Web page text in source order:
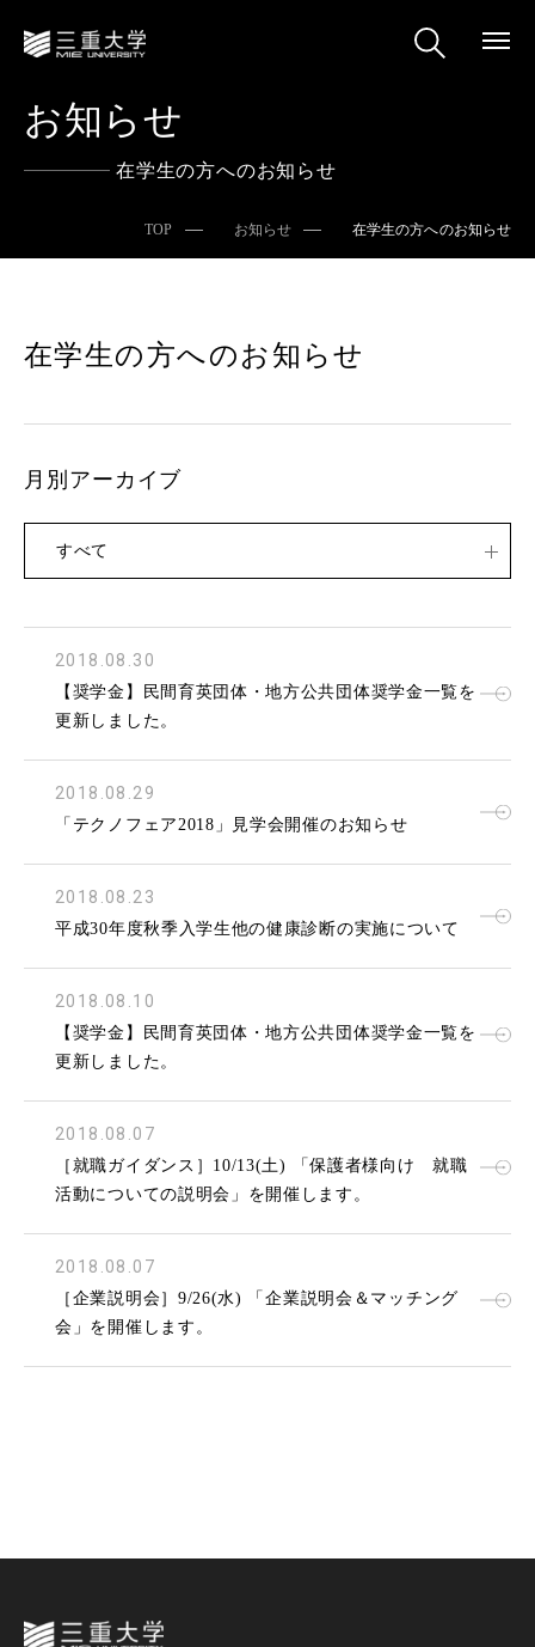
お知らせ
在学生の方へのお知らせ
TOP お知らせ 在学生の方へのお知らせ
2018.08.30
【奨学金】民間育英団体・地方公共団体奨学金一覧を
更新しました。
2018.08.29
「テクノフェア2018」見学会開催のお知らせ
2018.08.23
平成30年度秋季入学生他の健康診断の実施について
2018.08.10
【奨学金】民間育英団体・地方公共団体奨学金一覧を
更新しました。
2018.08.07
［就職ガイダンス］10/13(土) 「保護者様向け 就職
活動についての説明会」を開催します。
2018.08.07
［企業説明会］9/26(水) 「企業説明会＆マッチング
会」を開催します。
在学生の方へのお知らせ
月別アーカイブ
すべて